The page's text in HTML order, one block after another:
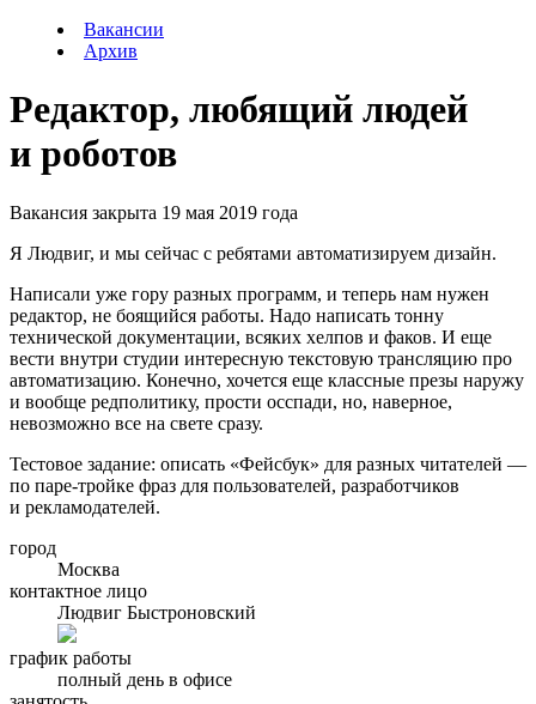
Вакансии
Архив
Редактор, любящий людей
и роботов
Вакансия закрыта 19 мая 2019 года
Я Людвиг, и мы сейчас с ребятами автоматизируем дизайн.
Написали уже гору разных программ, и теперь нам нужен
редактор, не боящийся работы. Надо написать тонну
технической документации, всяких хелпов и факов. И еще
вести внутри студии интересную текстовую трансляцию про
автоматизацию. Конечно, хочется еще классные презы наружу
и вообще редполитику, прости осспади, но, наверное,
невозможно все на свете сразу.
Тестовое задание: описать «Фейсбук» для разных читателей —
по паре-тройке фраз для пользователей, разработчиков
и рекламодателей.
город
Москва
контактное лицо
Людвиг Быстроновский
график работы
полный день в офисе